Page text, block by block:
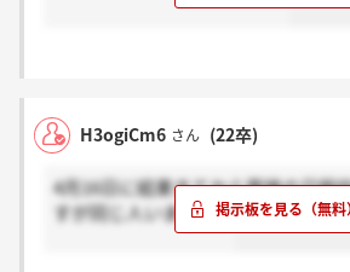
H3ogiCm6 さん (22卒)
4月16日に結果きてから面接の日程
すが同じ人いますか？